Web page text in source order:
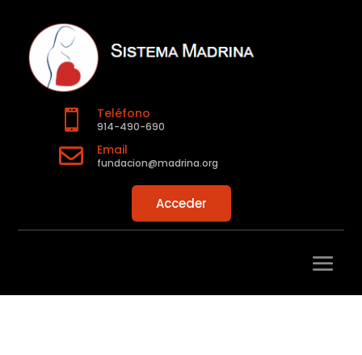
 Teléfono
914-490-690
 Email
fundacion@madrina.org
Acceder